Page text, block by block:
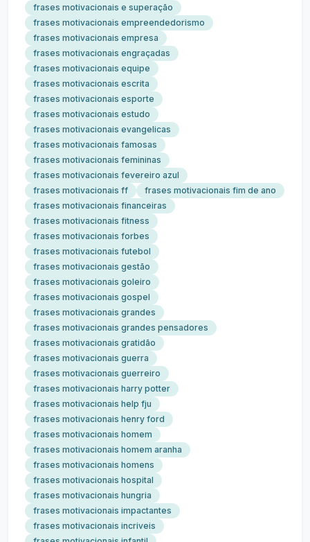
frases motivacionais e superação
frases motivacionais empreendedorismo
frases motivacionais empresa
frases motivacionais engraçadas
frases motivacionais equipe
frases motivacionais escrita
frases motivacionais esporte
frases motivacionais estudo
frases motivacionais evangelicas
frases motivacionais famosas
frases motivacionais femininas
frases motivacionais fevereiro azul
frases motivacionais ff
frases motivacionais fim de ano
frases motivacionais financeiras
frases motivacionais fitness
frases motivacionais forbes
frases motivacionais futebol
frases motivacionais gestão
frases motivacionais goleiro
frases motivacionais gospel
frases motivacionais grandes
frases motivacionais grandes pensadores
frases motivacionais gratidão
frases motivacionais guerra
frases motivacionais guerreiro
frases motivacionais harry potter
frases motivacionais help fju
frases motivacionais henry ford
frases motivacionais homem
frases motivacionais homem aranha
frases motivacionais homens
frases motivacionais hospital
frases motivacionais hungria
frases motivacionais impactantes
frases motivacionais incriveis